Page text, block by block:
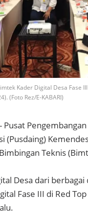
Kader Digital Desa Fase
(Foto Rez/E-KABARI)
- Pusat
(Pusdaing)
Teknis
Desa dari
Fase III di Red